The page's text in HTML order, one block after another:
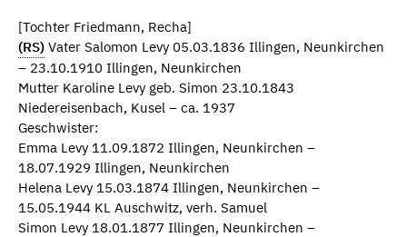
[Tochter Friedmann, Recha]
(RS) Vater Salomon Levy 05.03.1836 Illingen, Neunkirchen
– 23.10.1910 Illingen, Neunkirchen
Mutter Karoline Levy geb. Simon 23.10.1843
Niedereisenbach, Kusel – ca. 1937
Geschwister:
Emma Levy 11.09.1872 Illingen, Neunkirchen –
18.07.1929 Illingen, Neunkirchen
Helena Levy 15.03.1874 Illingen, Neunkirchen –
15.05.1944 KL Auschwitz, verh. Samuel
Simon Levy 18.01.1877 Illingen, Neunkirchen –